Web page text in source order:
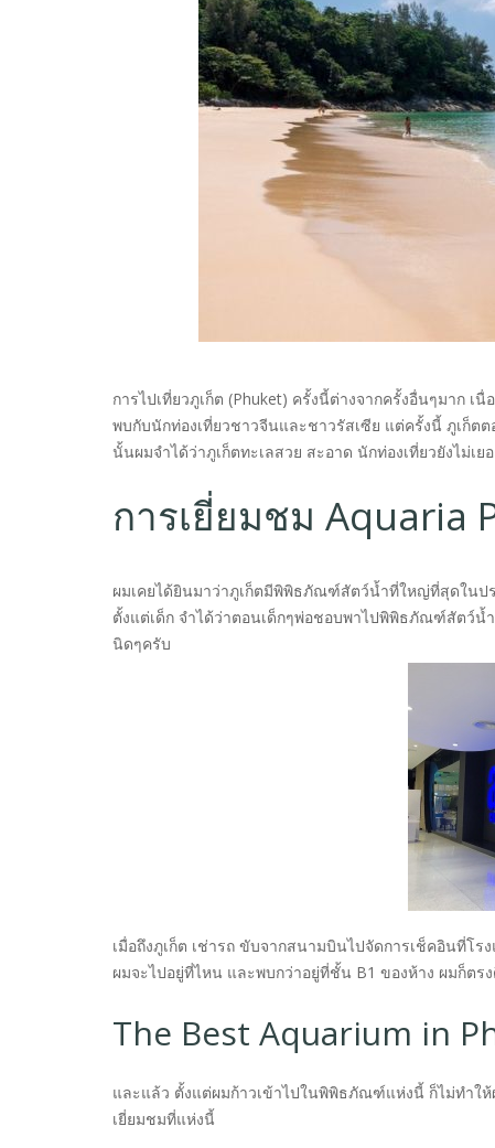
การไปเที่ยวภูเก็ต (Phuket) ครั้งนี้ต่างจากครั้งอื่นๆมาก
พบกับนักท่องเที่ยวชาวจีนและชาวรัสเซีย แต่ครั้งนี้ ภูเก็ต
นั้นผมจำได้ว่าภูเก็ตทะเลสวย สะอาด นักท่องเที่ยวยังไม่เ
การเยี่ยมชม Aquaria
ผมเคยได้ยินมาว่าภูเก็ตมีพิพิธภัณฑ์สัตว์น้ำที่ใหญ่ที่สุดในปร
ตั้งแต่เด็ก จำได้ว่าตอนเด็กๆพ่อชอบพาไปพิพิธภัณฑ์สัตว์น้
นิดๆครับ
เมื่อถึงภูเก็ต เช่ารถ ขับจากสนามบินไปจัดการเช็คอินที่โ
ผมจะไปอยู่ที่ไหน และพบกว่าอยู่ที่ชั้น B1 ของห้าง ผมก็ตร
The Best Aquarium in
และแล้ว ตั้งแต่ผมก้าวเข้าไปในพิพิธภัณฑ์แห่งนี้ ก็ไม่ทำใ
เยี่ยมชมที่แห่งนี้